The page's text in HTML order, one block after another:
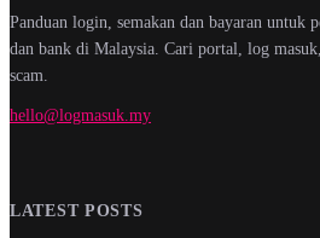
Panduan login, semakan dan bayaran untuk
dan bank di Malaysia. Cari portal, log
scam.
hello@logmasuk.my
LATEST POSTS